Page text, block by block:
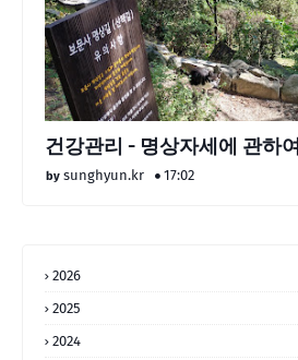
건강관리 - 명상자세에 관하여
sunghyun.kr 17:02
2026
2025
2024